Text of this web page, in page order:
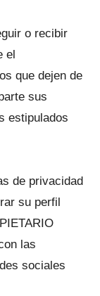
o recibir
el
que dejen de
sus
estipulados
de privacidad
su perfil
las
sociales